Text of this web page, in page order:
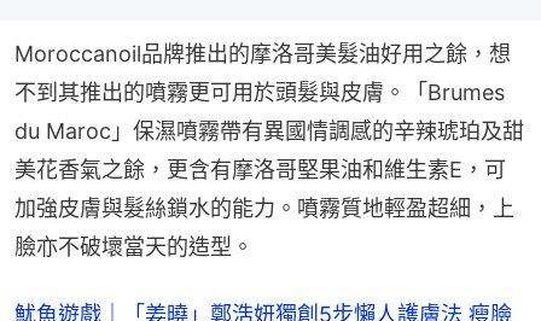
Moroccanoil品牌推出的摩洛哥美髮油好用之餘，想
不到其推出的噴霧更可用於頭髮與皮膚。「Brumes
du Maroc」保濕噴霧帶有異國情調感的辛辣琥珀及甜
美花香氣之餘，更含有摩洛哥堅果油和維生素E，可
加強皮膚與髮絲鎖水的能力。噴霧質地輕盈超細，上
臉亦不破壞當天的造型。
魷魚遊戲｜「姜曉」鄭浩妍獨創5步懶人護膚法 瘦臉